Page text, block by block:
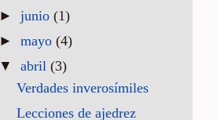
►junio(1)
►mayo(4)
▼abril(3)
Verdades inverosímiles
Lecciones de ajedrez